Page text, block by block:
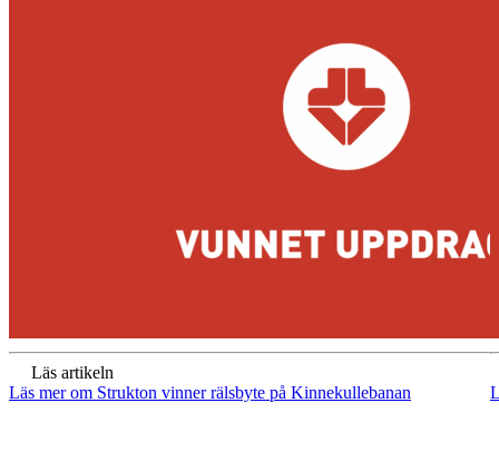
Läs artikeln
Läs mer om Strukton vinner rälsbyte på Kinnekullebanan